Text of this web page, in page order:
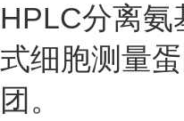
HPLC分离氨
式细胞测量
团。